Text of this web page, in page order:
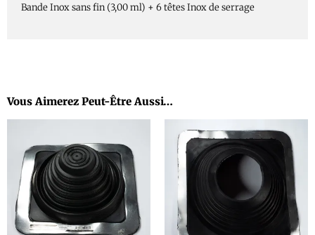
Bande Inox sans fin (3,00 ml) + 6 têtes Inox de serrage
Vous Aimerez Peut-Être Aussi…